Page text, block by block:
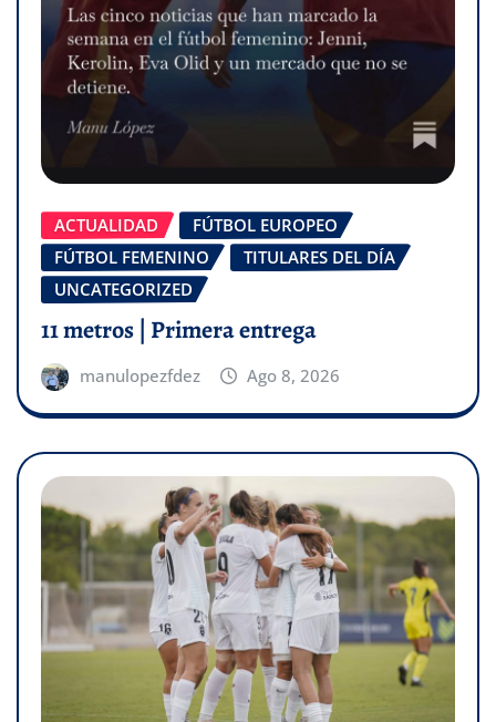
ACTUALIDAD
FÚTBOL EUROPEO
FÚTBOL FEMENINO
TITULARES DEL DÍA
UNCATEGORIZED
11 metros | Primera entrega
manulopezfdez Ago 8, 2026